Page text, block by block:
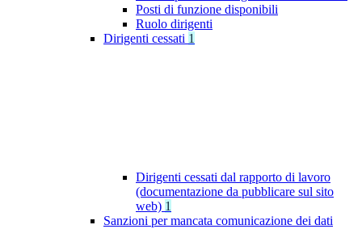
Posti di funzione disponibili
Ruolo dirigenti
Dirigenti cessati 1
Dirigenti cessati dal rapporto di lavoro
(documentazione da pubblicare sul sito
web) 1
Sanzioni per mancata comunicazione dei dati